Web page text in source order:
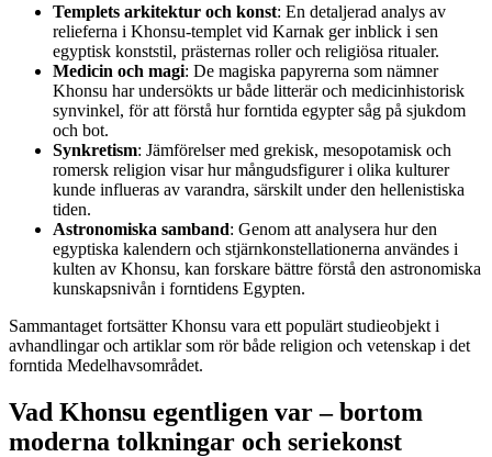
Templets arkitektur och konst: En detaljerad analys av
relieferna i Khonsu-templet vid Karnak ger inblick i sen
egyptisk konststil, prästernas roller och religiösa ritualer.
Medicin och magi: De magiska papyrerna som nämner
Khonsu har undersökts ur både litterär och medicinhistorisk
synvinkel, för att förstå hur forntida egypter såg på sjukdom
och bot.
Synkretism: Jämförelser med grekisk, mesopotamisk och
romersk religion visar hur mångudsfigurer i olika kulturer
kunde influeras av varandra, särskilt under den hellenistiska
tiden.
Astronomiska samband: Genom att analysera hur den
egyptiska kalendern och stjärnkonstellationerna användes i
kulten av Khonsu, kan forskare bättre förstå den astronomiska
kunskapsnivån i forntidens Egypten.
Sammantaget fortsätter Khonsu vara ett populärt studieobjekt i
avhandlingar och artiklar som rör både religion och vetenskap i det
forntida Medelhavsområdet.
Vad Khonsu egentligen var – bortom
moderna tolkningar och seriekonst